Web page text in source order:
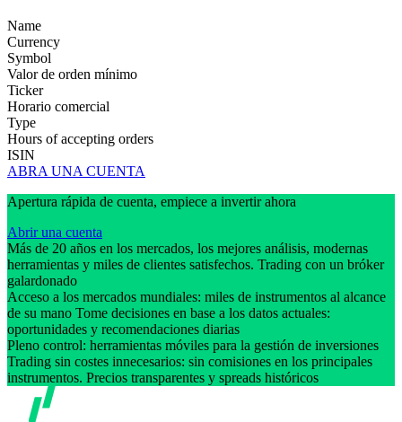
Name
Currency
Symbol
Valor de orden mínimo
Ticker
Horario comercial
Type
Hours of accepting orders
ISIN
ABRA UNA CUENTA
Apertura rápida de cuenta, empiece a invertir ahora
Abrir una cuenta
Más de 20 años en los mercados, los mejores análisis, modernas
herramientas y miles de clientes satisfechos. Trading con un bróker
galardonado
Acceso a los mercados mundiales: miles de instrumentos al alcance
de su mano Tome decisiones en base a los datos actuales:
oportunidades y recomendaciones diarias
Pleno control: herramientas móviles para la gestión de inversiones
Trading sin costes innecesarios: sin comisiones en los principales
instrumentos. Precios transparentes y spreads históricos